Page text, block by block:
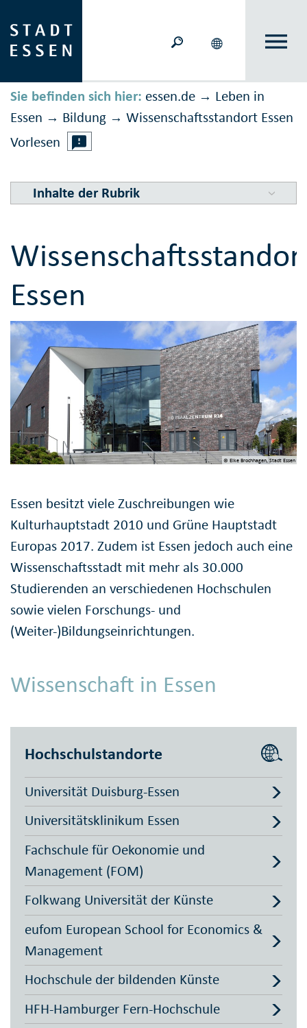
Sie befinden sich hier: essen.de → Leben in
Essen → Bildung → Wissenschafts­stand­ort Essen
Vorlesen
Inhalte der Rubrik
Essen
© Elke Brochhagen, Stadt Essen
Essen besitzt viele Zuschreibungen wie
Kulturhauptstadt 2010 und Grüne Hauptstadt
Europas 2017. Zudem ist Essen jedoch auch eine
Wissenschaftsstadt mit mehr als 30.000
Studierenden an verschiedenen Hochschulen
sowie vielen Forschungs- und
(Weiter-)Bildungseinrichtungen.
Wissenschaft in Essen
Hochschulstandorte
Universität Duisburg-Essen
Universitätsklinikum Essen
Fachschule für Oekonomie und
Management (FOM)
Folkwang Universität der Künste
eufom European School for Economics &
Management
Hochschule der bildenden Künste
HFH-Hamburger Fern-Hochschule